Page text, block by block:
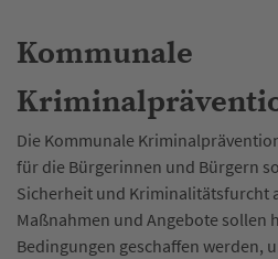
Kommunale
Die Kommunale
für die Bürgerinnen und Bürgern
Sicherheit und Kriminalitätsfurcht
Maßnahmen und Angebote sollen
Bedingungen geschaffen werden,